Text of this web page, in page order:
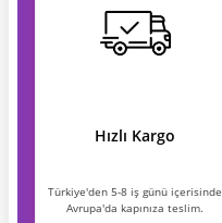
Hızlı Kargo
Türkiye'den 5-8 iş günü içerisinde
Avrupa'da kapınıza teslim.